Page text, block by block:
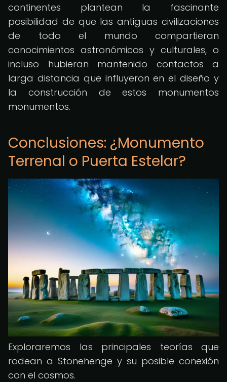
continentes plantean la fascinante
posibilidad de que las antiguas civilizaciones
de todo el mundo compartieran
conocimientos astronómicos y culturales, o
incluso hubieran mantenido contactos a
larga distancia que influyeron en el diseño y
la construcción de estos monumentos
monumentos.
Conclusiones: ¿Monumento
Terrenal o Puerta Estelar?
Exploraremos las principales teorías que
rodean a Stonehenge y su posible conexión
con el cosmos.